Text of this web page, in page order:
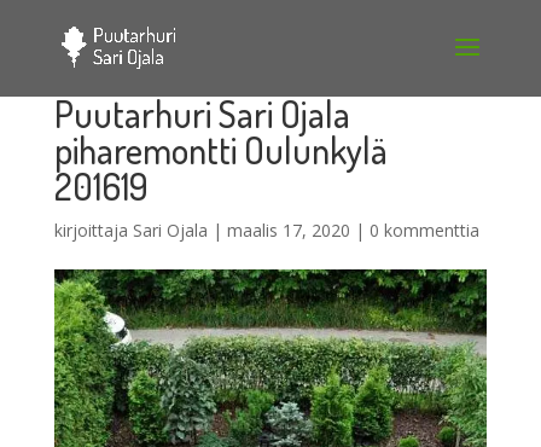
Puutarhuri Sari Ojala
piharemontti Oulunkylä
201619
kirjoittaja Sari Ojala | maalis 17, 2020 | 0 kommenttia